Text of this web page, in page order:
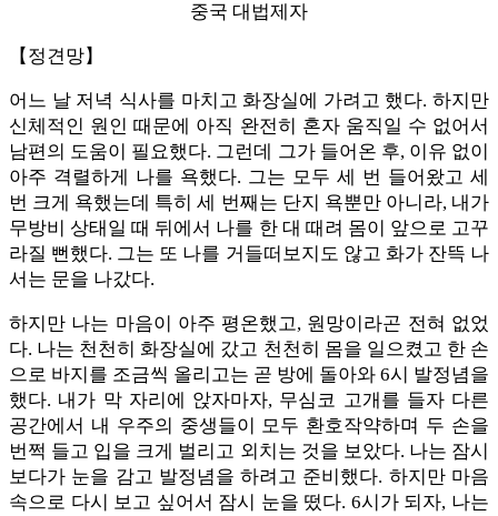
중국 대법제자
【정견망】
어느 날 저녁 식사를 마치고 화장실에 가려고 했다. 하지만
신체적인 원인 때문에 아직 완전히 혼자 움직일 수 없어서
남편의 도움이 필요했다. 그런데 그가 들어온 후, 이유 없이
아주 격렬하게 나를 욕했다. 그는 모두 세 번 들어왔고 세
번 크게 욕했는데 특히 세 번째는 단지 욕뿐만 아니라, 내가
무방비 상태일 때 뒤에서 나를 한 대 때려 몸이 앞으로 고꾸
라질 뻔했다. 그는 또 나를 거들떠보지도 않고 화가 잔뜩 나
서는 문을 나갔다.
하지만 나는 마음이 아주 평온했고, 원망이라곤 전혀 없었
다. 나는 천천히 화장실에 갔고 천천히 몸을 일으켰고 한 손
으로 바지를 조금씩 올리고는 곧 방에 돌아와 6시 발정념을
했다. 내가 막 자리에 앉자마자, 무심코 고개를 들자 다른
공간에서 내 우주의 중생들이 모두 환호작약하며 두 손을
번쩍 들고 입을 크게 벌리고 외치는 것을 보았다. 나는 잠시
보다가 눈을 감고 발정념을 하려고 준비했다. 하지만 마음
속으로 다시 보고 싶어서 잠시 눈을 떴다. 6시가 되자, 나는